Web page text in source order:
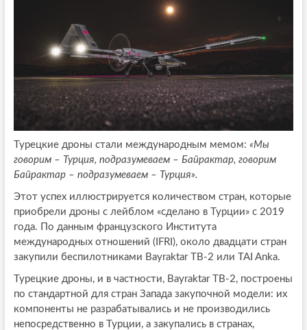
Турецкие дроны стали международным мемом: «Мы
говорим – Турция, подразумеваем – Байрактар, говорим
Байрактар – подразумеваем – Турция».
Этот успех иллюстрируется количеством стран, которые
приобрели дроны с лейблом «сделано в Турции» с 2019
года. По данным французского Института
международных отношений (IFRI), около двадцати стран
закупили беспилотниками Bayraktar TB-2 или TAI Anka.
Турецкие дроны, и в частности, Bayraktar TB-2, построены
по стандартной для стран Запада закупочной модели: их
компоненты не разрабатывались и не производились
непосредственно в Турции, а закупались в странах,